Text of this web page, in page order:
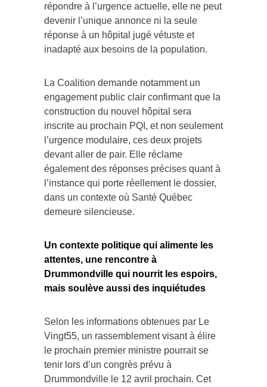
répondre à l’urgence actuelle, elle ne peut
devenir l’unique annonce ni la seule
réponse à un hôpital jugé vétuste et
inadapté aux besoins de la population.
La Coalition demande notamment un
engagement public clair confirmant que la
construction du nouvel hôpital sera
inscrite au prochain PQI, et non seulement
l’urgence modulaire, ces deux projets
devant aller de pair. Elle réclame
également des réponses précises quant à
l’instance qui porte réellement le dossier,
dans un contexte où Santé Québec
demeure silencieuse.
Un contexte politique qui alimente les
attentes, une rencontre à
Drummondville qui nourrit les espoirs,
mais soulève aussi des inquiétudes
Selon les informations obtenues par Le
Vingt55, un rassemblement visant à élire
le prochain premier ministre pourrait se
tenir lors d’un congrès prévu à
Drummondville le 12 avril prochain. Cet